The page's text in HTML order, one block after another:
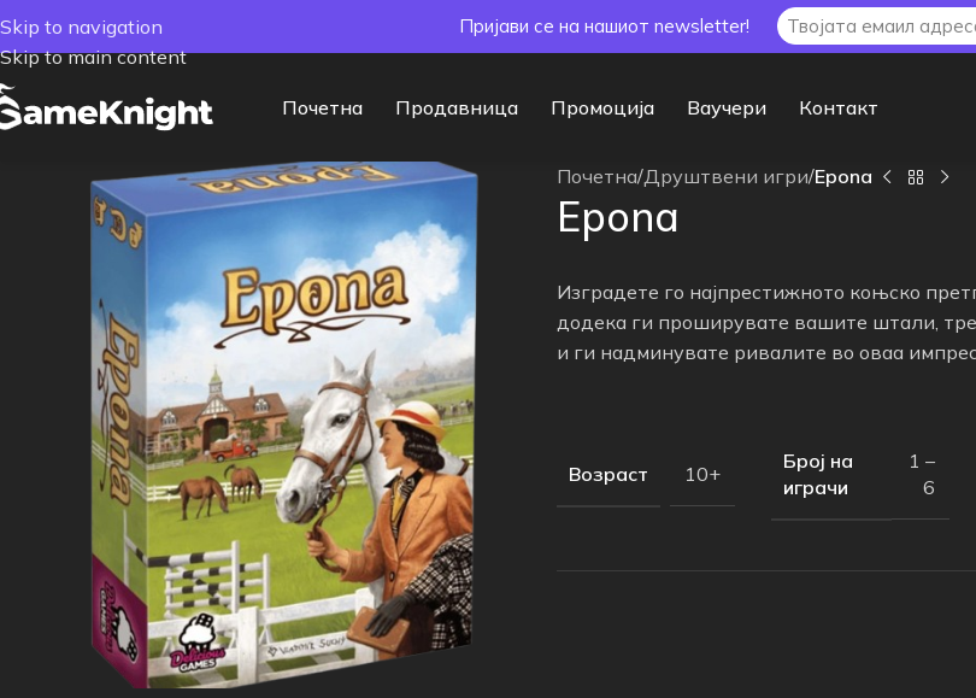
Skip to navigation
Skip to main content
Почетна Продавница Промоција Ваучери Контакт
Почетна/Друштвени игри/Epona
Epona
Изградете го најпрестижното коњско
додека ги проширувате вашите штали,
и ги надминувате ривалите во оваа
Возраст 10+
Број на
играчи
1 –
6
Пријави се на нашиот newsletter!